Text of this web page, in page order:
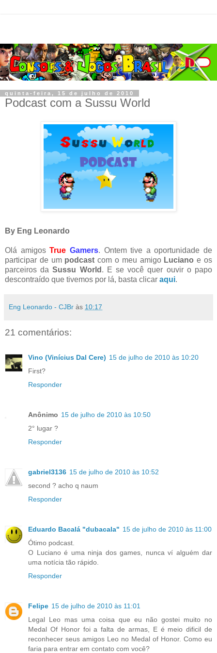
quinta-feira, 15 de julho de 2010
Podcast com a Sussu World
By Eng Leonardo
Olá amigosTrue Gamers. Ontem tive a oportunidade de
participar de um podcast com o meu amigo Luciano e os
parceiros daSussu World . E se você quer ouvir o papo
descontraído que tivemos por lá, basta clicar aqui.
Eng Leonardo - CJBr às 10:17
21 comentários:
Vino (Vinícius Dal Cere) 15 de julho de 2010 às 10:20
First?
Responder
Anônimo 15 de julho de 2010 às 10:50
2° lugar ?
Responder
gabriel3136 15 de julho de 2010 às 10:52
second ? acho q naum
Responder
Eduardo Bacalá "dubacala" 15 de julho de 2010 às 11:00
Ótimo podcast.
O Luciano é uma ninja dos games, nunca ví alguém dar
uma notícia tão rápido.
Responder
Felipe 15 de julho de 2010 às 11:01
Legal Leo mas uma coisa que eu não gostei muito no
Medal Of Honor foi a falta de armas, E é meio dificil de
reconhecer seus amigos Leo no Medal of Honor. Como eu
faria para entrar em contato com você?